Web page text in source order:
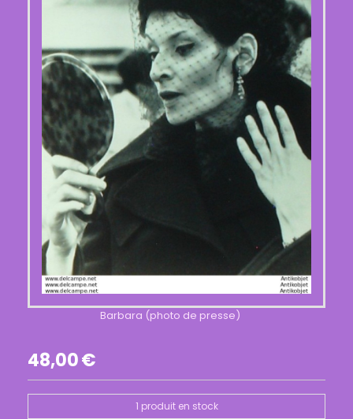
Barbara (photo de presse)
48,00€
1 produit en stock